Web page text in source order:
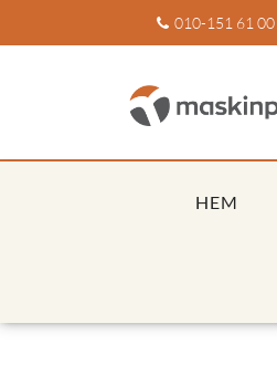
010-151 61 00
HEM